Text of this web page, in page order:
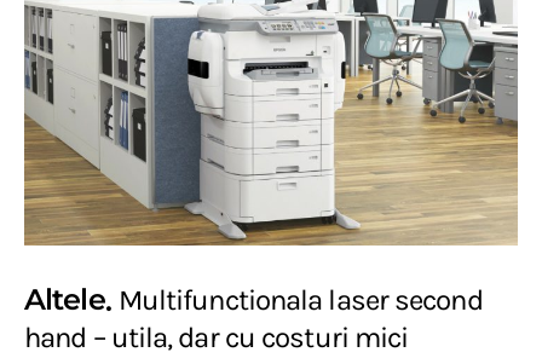
Altele Multifunctionala laser second
hand – utila, dar cu costuri mici